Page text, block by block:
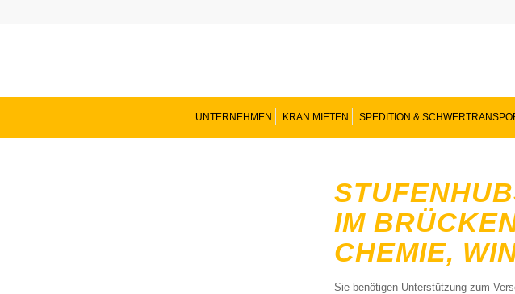
UNTERNEHMEN KRAN MIETEN SPEDITION &
IM
CHEMIE,
Sie benötigen Unterstützung zum